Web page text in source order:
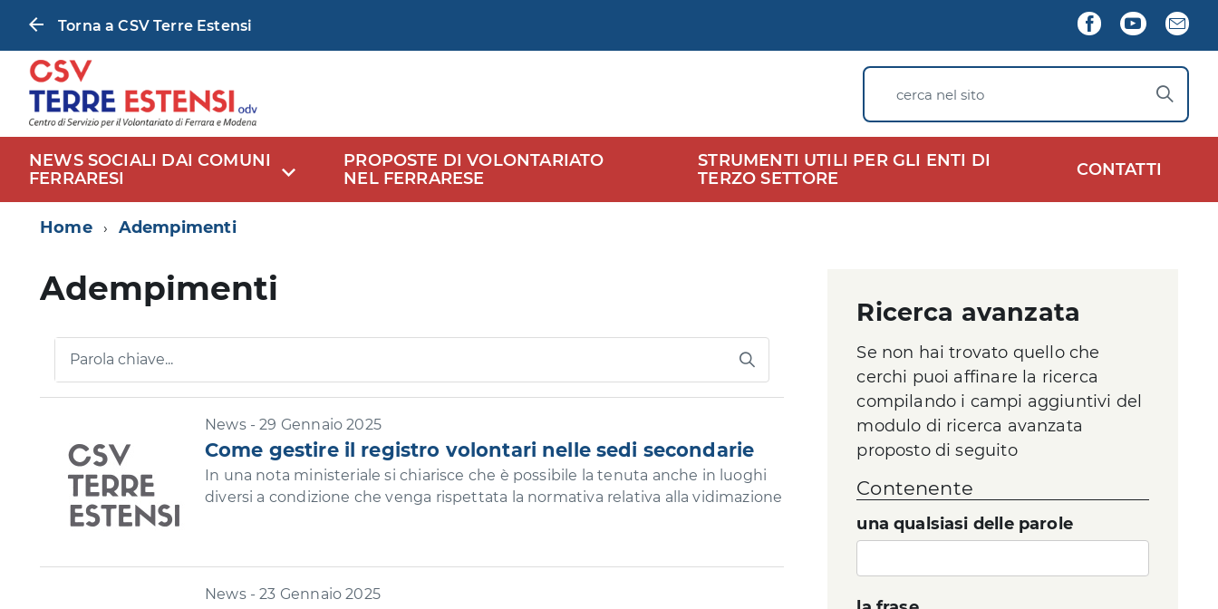
Torna a CSV Terre Estensi
SeguiciFacebook
YouTube
cerca nel sito
NEWS SOCIALI DAI COMUNI
FERRARESI
PROPOSTE DI VOLONTARIATO
NEL FERRARESE
STRUMENTI UTILI PER GLI ENTI DI
TERZO SETTORE
CONTATTI
Home Adempimenti
Adempimenti
Parola chiave...
News - 29 Gennaio 2025
Come gestire il registro volontari nelle sedi secondarie
In una nota ministeriale si chiarisce che è possibile la tenuta anche in luoghi
diversi a condizione che venga rispettata la normativa relativa alla vidimazione
News - 23 Gennaio 2025
Ricerca avanzata
Se non hai trovato quello che
cerchi puoi affinare la ricerca
compilando i campi aggiuntivi del
modulo di ricerca avanzata
proposto di seguito
Contenente
una qualsiasi delle parole